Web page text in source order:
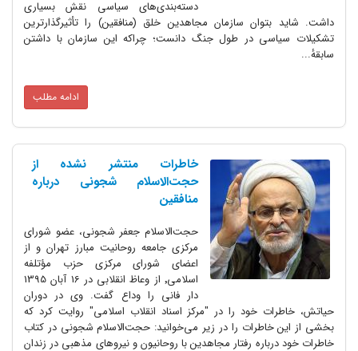
دسته‌بندی‌های سیاسی نقش بسیاری
داشت. شاید بتوان سازمان مجاهدین خلق (منافقین) را تأثیرگذارترین
تشکیلات سیاسی در طول جنگ دانست؛ چراکه این سازمان با داشتن
سابقهٔ...
ادامه مطلب
خاطرات منتشر نشده از
حجت‌الاسلام شجونی درباره
منافقین
حجت‌الاسلام جعفر شجونی، عضو شورای
مرکزی جامعه روحانیت مبارز تهران و از
اعضای شورای مرکزی حزب مؤتلفه
اسلامی٬ از وعاظ انقلابی در 16 آبان 1395
دار فانی را وداع گفت. وی در دوران
حیاتش، خاطرات خود را در "مرکز اسناد انقلاب اسلامی" روایت کرد که
بخشی از این خاطرات را در زیر می‌خوانید: حجت‌الاسلام شجونی در کتاب
خاطرات خود درباره رفتار مجاهدین با روحانیون و نیروهای مذهبی در زندان